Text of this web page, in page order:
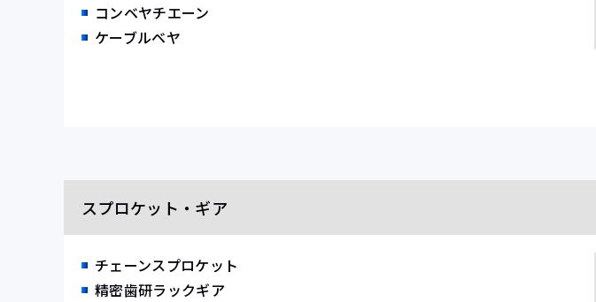
コンベヤチエーン
ケーブルベヤ
スプロケット・ギア
チェーンスプロケット
精密歯研ラックギア